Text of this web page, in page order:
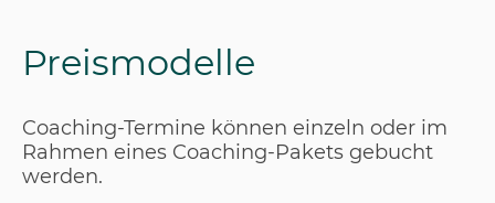
Preismodelle
Coaching-Termine können einzeln oder im
Rahmen eines Coaching-Pakets gebucht
werden.